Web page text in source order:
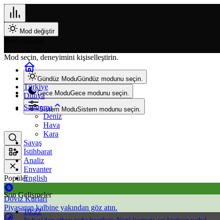
Mod değiştir
Mod seçin, deneyimini kişiselleştirin.
Gündüz ModuGündüz modunu seçin.
Gece ModuGece modunu seçin.
Sistem ModuSistem modunu seçin.
Popüler
Döviz Kurları
Piyasanın kalbine yakından göz atın.
Türkiye
Dünya
Savunma
Deniz
Hava
Kara
Savaş
İstihbarat
Analiz
Envanter
English
Son Gelişmeler
10:22